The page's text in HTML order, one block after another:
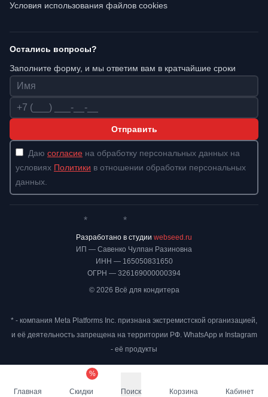
Условия использования файлов cookies
Остались вопросы?
Заполните форму, и мы ответим вам в кратчайшие сроки
Имя
Телефон
Отправить
Даю согласие на обработку персональных данных на
условиях Политики в отношении обработки персональных
данных.
ИП — Савенко Чулпан Разиновна
ИНН — 165050831650
ОГРН — 326169000000394
© 2026 Всё для кондитера
* *
Разработано в студии webseed.ru
* - компания Meta Platforms Inc. признана экстремистской организацией,
и её деятельность запрещена на территории РФ. WhatsApp и Instagram
- её продукты
Главная
%
Скидки Поиск Корзина Кабинет